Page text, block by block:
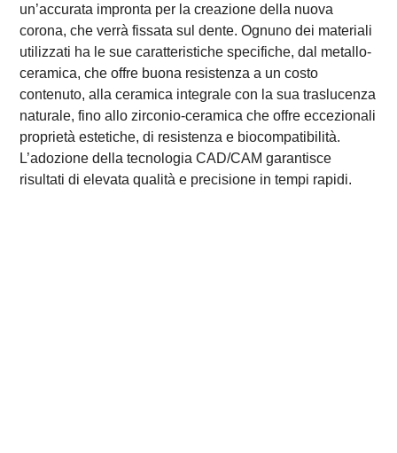
un’accurata impronta per la creazione della nuova
corona, che verrà fissata sul dente. Ognuno dei materiali
utilizzati ha le sue caratteristiche specifiche, dal metallo-
ceramica, che offre buona resistenza a un costo
contenuto, alla ceramica integrale con la sua traslucenza
naturale, fino allo zirconio-ceramica che offre eccezionali
proprietà estetiche, di resistenza e biocompatibilità.
L’adozione della tecnologia CAD/CAM garantisce
risultati di elevata qualità e precisione in tempi rapidi.